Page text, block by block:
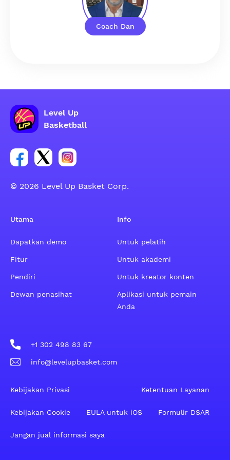
Coach Dan
Level Up
Basketball
Tautan untuk grup sosial akun Facebook
Tautan untuk grup sosial akun Tweeter
Tautan untuk grup sosial akun Instagram
© 2026 Level Up Basket Corp.
Utama
Dapatkan demo
Fitur
Pendiri
Dewan penasihat
Info
Untuk pelatih
Untuk akademi
Untuk kreator konten
Aplikasi untuk pemain
Anda
+1 302 498 83 67
info@levelupbasket.com
Kebijakan Privasi Ketentuan Layanan
Kebijakan Cookie EULA untuk iOS Formulir DSAR
Jangan jual informasi saya